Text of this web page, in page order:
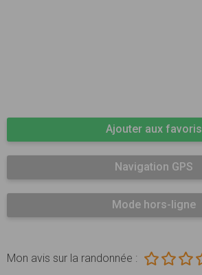
Ajouter aux favoris
Navigation GPS
Mode hors-ligne
Mon avis sur la randonnée :